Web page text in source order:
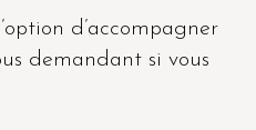
d’accompagner
demandant si vous